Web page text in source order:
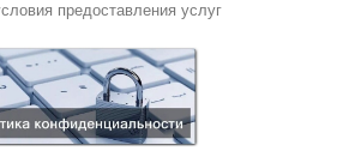
предоставления услуг